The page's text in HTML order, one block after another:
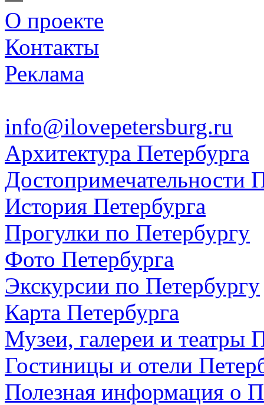
О проекте
Контакты
Реклама
info@ilovepetersburg.ru
Архитектура Петербурга
Достопримечательности
История Петербурга
Прогулки по Петербургу
Фото Петербурга
Экскурсии по Петербургу
Карта Петербурга
Музеи, галереи и театры
Гостиницы и отели
Полезная информация о